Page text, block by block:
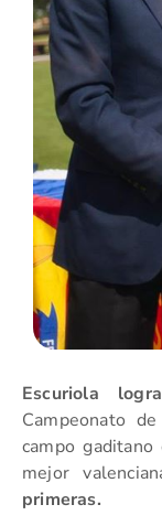
Escuriola
Campeonato
campo
mejor
primeras.